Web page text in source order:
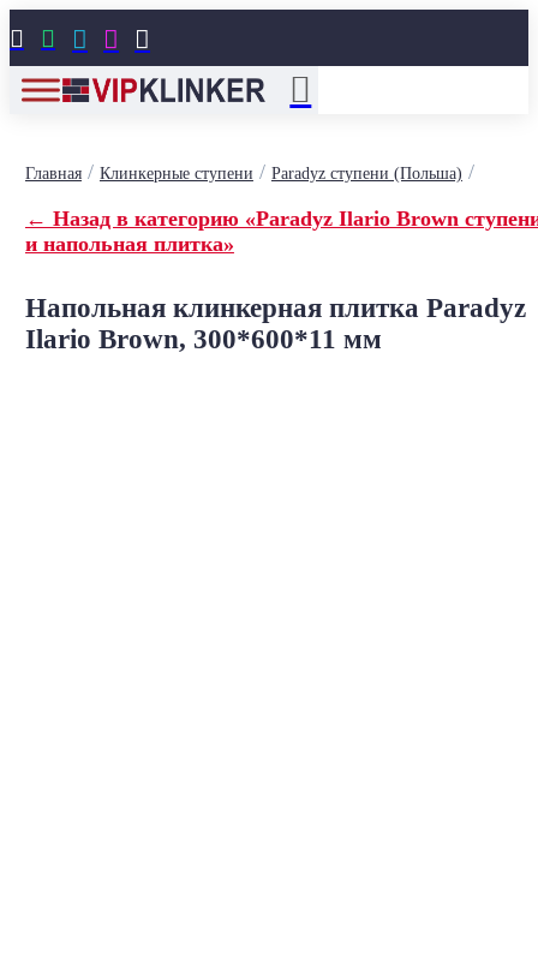
    
Главная/ Клинкерные ступени / Paradyz ступени (Польша) /
← Назад в категорию «Paradyz Ilario Brown
и напольная плитка»
Напольная клинкерная плитка Paradyz
Ilario Brown, 300*600*11 мм